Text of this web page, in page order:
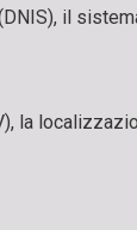
il
la